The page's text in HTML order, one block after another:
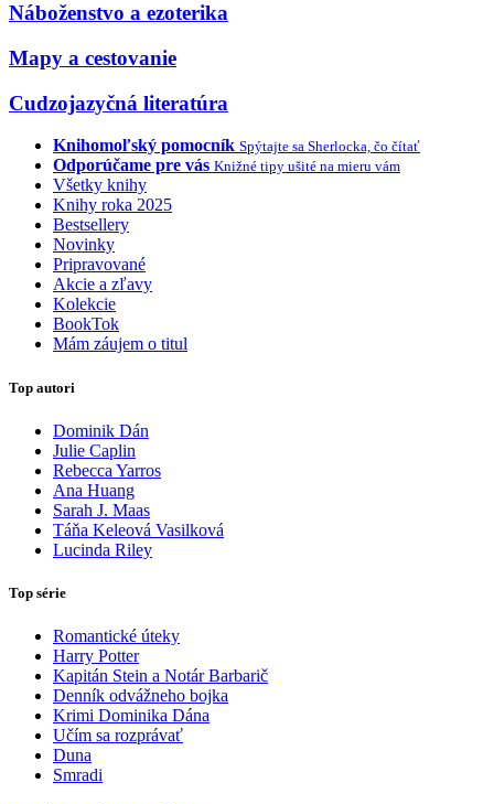
Náboženstvo a ezoterika
Mapy a cestovanie
Cudzojazyčná literatúra
Knihomoľský pomocník Spýtajte sa Sherlocka, čo čítať
Odporúčame pre vás Knižné tipy ušité na mieru vám
Všetky knihy
Knihy roka 2025
Bestsellery
Novinky
Pripravované
Akcie a zľavy
Kolekcie
BookTok
Mám záujem o titul
Top autori
Dominik Dán
Julie Caplin
Rebecca Yarros
Ana Huang
Sarah J. Maas
Táňa Keleová Vasilková
Lucinda Riley
Top série
Romantické úteky
Harry Potter
Kapitán Stein a Notár Barbarič
Denník odvážneho bojka
Krimi Dominika Dána
Učím sa rozprávať
Duna
Smradi